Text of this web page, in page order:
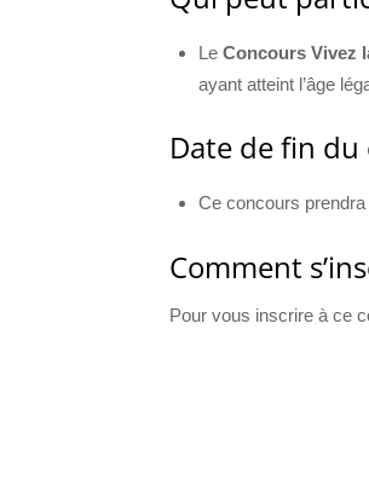
Le Concours Vivez
ayant atteint l’âge
Date de fin
Ce concours
Comment
Pour vous inscrire à ce